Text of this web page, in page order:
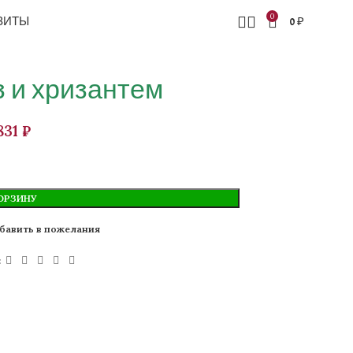
0 0 ₽
и хризантем
₽
в пожелания